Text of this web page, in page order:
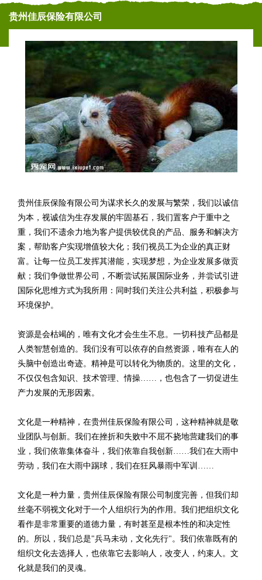
贵州佳辰保险有限公司
贵州佳辰保险有限公司为谋求长久的发展与繁荣，我们以诚信
为本，视诚信为生存发展的牢固基石，我们置客户于重中之
重，我们不遗余力地为客户提供较优良的产品、服务和解决方
案，帮助客户实现增值较大化；我们视员工为企业的真正财
富。让每一位员工发挥其潜能，实现梦想，为企业发展多做贡
献；我们争做世界公司，不断尝试拓展国际业务，并尝试引进
国际化思维方式为我所用：同时我们关注公共利益，积极参与
环境保护。
资源是会枯竭的，唯有文化才会生生不息。一切科技产品都是
人类智慧创造的。我们没有可以依存的自然资源，唯有在人的
头脑中创造出奇迹。精神是可以转化为物质的。这里的文化，
不仅仅包含知识、技术管理、情操……，也包含了一切促进生
产力发展的无形因素。
文化是一种精神，在贵州佳辰保险有限公司，这种精神就是敬
业团队与创新。我们在挫折和失败中不屈不挠地营建我们的事
业，我们依靠集体奋斗，我们依靠自我创新……我们在大雨中
劳动，我们在大雨中踢球，我们在狂风暴雨中军训……
文化是一种力量，贵州佳辰保险有限公司制度完善，但我们却
丝毫不弱视文化对于一个人组织行为的作用。我们把组织文化
看作是非常重要的道德力量，有时甚至是根本性的和决定性
的。所以，我们总是"兵马未动，文化先行"。我们依靠既有的
组织文化去选择人，也依靠它去影响人，改变人，约束人。文
化就是我们的灵魂。